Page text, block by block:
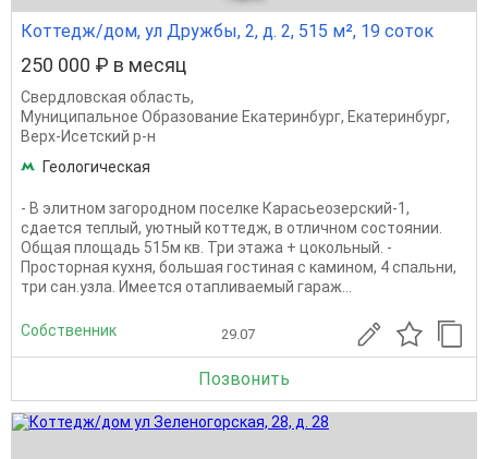
Коттедж/дом, ул Дружбы, 2, д. 2, 515 м², 19 соток
250 000 ₽ в месяц
Свердловская область,
Муниципальное Образование Екатеринбург, Екатеринбург,
Верх-Исетский р-н
Геологическая
- В элитном загородном поселке Карасьеозерский-1,
сдается теплый, уютный коттедж, в отличном состоянии.
Общая площадь 515м кв. Три этажа + цокольный. -
Просторная кухня, большая гостиная с камином, 4 спальни,
три сан.узла. Имеется отапливаемый гараж...
Собственник 29.07
Позвонить